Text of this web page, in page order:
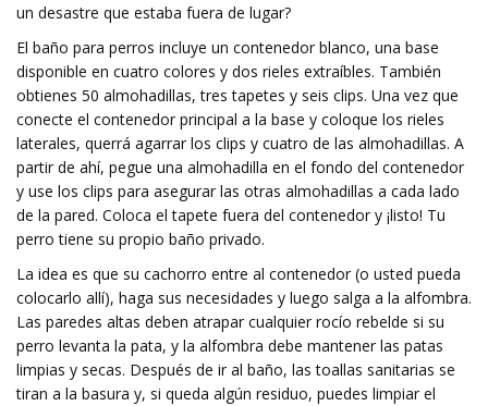
un desastre que estaba fuera de lugar?
El baño para perros incluye un contenedor blanco, una base
disponible en cuatro colores y dos rieles extraíbles. También
obtienes 50 almohadillas, tres tapetes y seis clips. Una vez que
conecte el contenedor principal a la base y coloque los rieles
laterales, querrá agarrar los clips y cuatro de las almohadillas. A
partir de ahí, pegue una almohadilla en el fondo del contenedor
y use los clips para asegurar las otras almohadillas a cada lado
de la pared. Coloca el tapete fuera del contenedor y ¡listo! Tu
perro tiene su propio baño privado.
La idea es que su cachorro entre al contenedor (o usted pueda
colocarlo allí), haga sus necesidades y luego salga a la alfombra.
Las paredes altas deben atrapar cualquier rocío rebelde si su
perro levanta la pata, y la alfombra debe mantener las patas
limpias y secas. Después de ir al baño, las toallas sanitarias se
tiran a la basura y, si queda algún residuo, puedes limpiar el